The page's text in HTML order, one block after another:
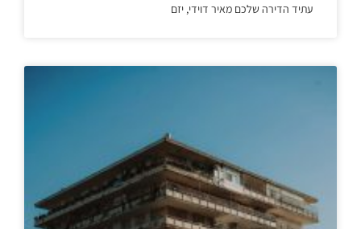
עתיד הדירה שלכם מאיר דוידי, יזם